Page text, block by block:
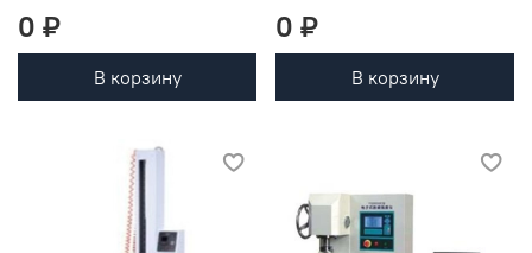
0 ₽
В корзину
0 ₽
В корзину